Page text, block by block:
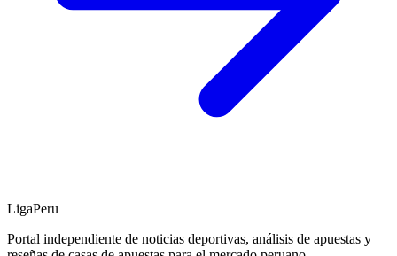
LigaPeru
Portal independiente de noticias deportivas, análisis de apuestas y